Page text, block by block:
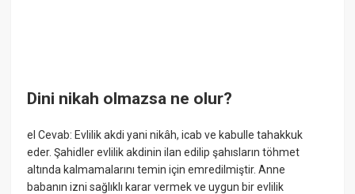
Dini nikah olmazsa ne olur?
el Cevab: Evlilik akdi yani nikâh, icab ve kabulle tahakkuk
eder. Şahidler evlilik akdinin ilan edilip şahısların töhmet
altında kalmamalarını temin için emredilmiştir. Anne
babanın izni sağlıklı karar vermek ve uygun bir evlilik